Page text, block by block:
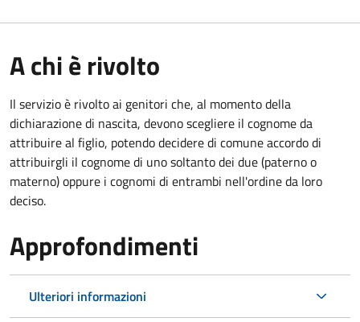
A chi è rivolto
Il servizio è rivolto ai genitori che, al momento della
dichiarazione di nascita, devono scegliere il cognome da
attribuire al figlio, potendo decidere di comune accordo di
attribuirgli il cognome di uno soltanto dei due (paterno o
materno) oppure i cognomi di entrambi nell'ordine da loro
deciso.
Approfondimenti
Ulteriori informazioni